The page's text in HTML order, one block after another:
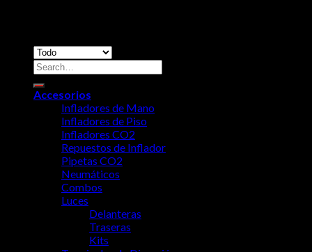
Accesorios
Infladores de Mano
Infladores de Piso
Infladores CO2
Repuestos de Inflador
Pipetas CO2
Neumáticos
Combos
Luces
Delanteras
Traseras
Kits